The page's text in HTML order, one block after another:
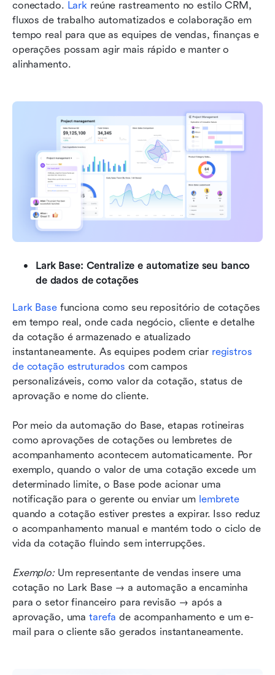
conectado. Lark reúne rastreamento no estilo CRM,
fluxos de trabalho automatizados e colaboração em
tempo real para que as equipes de vendas, finanças e
operações possam agir mais rápido e manter o
alinhamento.
Lark Base: Centralize e automatize seu banco
de dados de cotações
Lark Base funciona como seu repositório de cotações
em tempo real, onde cada negócio, cliente e detalhe
da cotação é armazenado e atualizado
instantaneamente. As equipes podem criar registros
de cotação estruturados com campos
personalizáveis, como valor da cotação, status de
aprovação e nome do cliente.
Por meio da automação do Base, etapas rotineiras
como aprovações de cotações ou lembretes de
acompanhamento acontecem automaticamente. Por
exemplo, quando o valor de uma cotação excede um
determinado limite, o Base pode acionar uma
notificação para o gerente ou enviar um lembrete
quando a cotação estiver prestes a expirar. Isso reduz
o acompanhamento manual e mantém todo o ciclo de
vida da cotação fluindo sem interrupções.
Exemplo: Um representante de vendas insere uma
cotação no Lark Base → a automação a encaminha
para o setor financeiro para revisão → após a
aprovação, uma tarefa de acompanhamento e um e-
mail para o cliente são gerados instantaneamente.